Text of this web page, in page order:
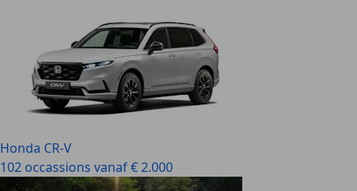
Honda CR-V
102 occassions vanaf € 2.000